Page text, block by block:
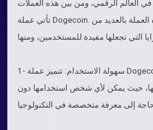
العالم الرقمي، ومن بين هذه العملات
تأتي عملة Dogecoin. وتتميز هذه العملة بالعديد من
1- سهولة الاستخدام: تتميز عملة Dogecoin بسهولة
حيث يمكن لأي شخص استخدامها دون